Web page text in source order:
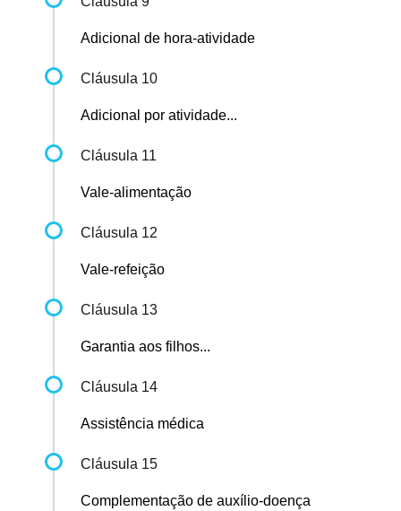
Adicional de hora-atividade
Cláusula 10
Adicional por atividade...
Cláusula 11
Vale-alimentação
Cláusula 12
Vale-refeição
Cláusula 13
Garantia aos filhos...
Cláusula 14
Assistência médica
Cláusula 15
Complementação de auxílio-doença